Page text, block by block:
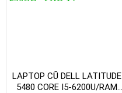
LAPTOP CŨ DELL LATITUDE
5480 CORE I5-6200U/RAM